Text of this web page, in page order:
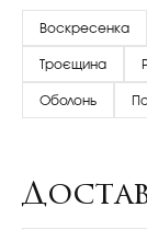
Воскресенка
Троєщина
Оболонь